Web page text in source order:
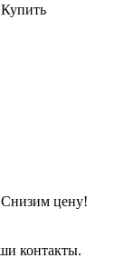
Купить
Снизим цену!
контакты.